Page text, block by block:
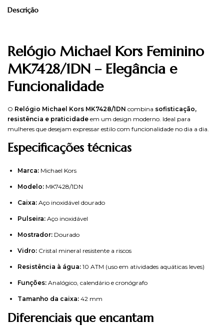
Descrição
Relógio Michael Kors Feminino
MK7428/1DN – Elegância e
Funcionalidade
O Relógio Michael Kors MK7428/1DN combina sofisticação,
resistência e praticidade em um design moderno. Ideal para
mulheres que desejam expressar estilo com funcionalidade no dia a dia.
Especificações técnicas
Marca: Michael Kors
Modelo: MK7428/1DN
Caixa: Aço inoxidável dourado
Pulseira: Aço inoxidável
Mostrador: Dourado
Vidro: Cristal mineral resistente a riscos
Resistência à água: 10 ATM (uso em atividades aquáticas leves)
Funções: Analógico, calendário e cronógrafo
Tamanho da caixa: 42 mm
Diferenciais que encantam